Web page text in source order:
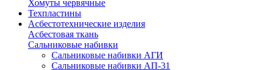
Хомуты червячные
Техпластины
Асбестотехнические изделия
Асбестовая ткань
Сальниковые набивки
Сальниковые набивки АГИ
Сальниковые набивки АП-31